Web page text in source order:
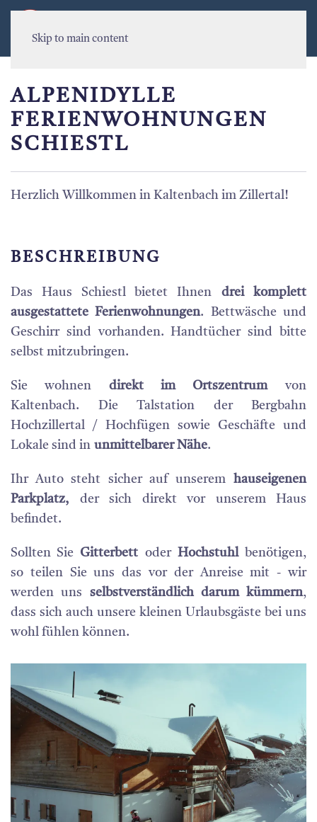
Skip to main content
ALPENIDYLLE
FERIENWOHNUNGEN
SCHIESTL
Herzlich Willkommen in Kaltenbach im Zillertal!
BESCHREIBUNG
Das Haus Schiestl bietet Ihnendrei komplett
ausgestattete Ferienwohnungen. Bettwäsche und
Geschirr sind vorhanden. Handtücher sind bitte
selbst mitzubringen.
Sie wohnen direkt im Ortszentrumvon
Kaltenbach. Die Talstation der Bergbahn
Hochzillertal / Hochfügen sowie Geschäfte und
Lokale sind in unmittelbarer Nähe.
Ihr Auto steht sicher auf unseremhauseigenen
Parkplatz, der sich direkt vor unserem Haus
befindet.
Sollten Sie Gitterbett oder Hochstuhlbenötigen,
so teilen Sie uns das vor der Anreise mit - wir
werden uns selbstverständlich darum kümmern,
dass sich auch unsere kleinen Urlaubsgäste bei uns
wohl fühlen können.